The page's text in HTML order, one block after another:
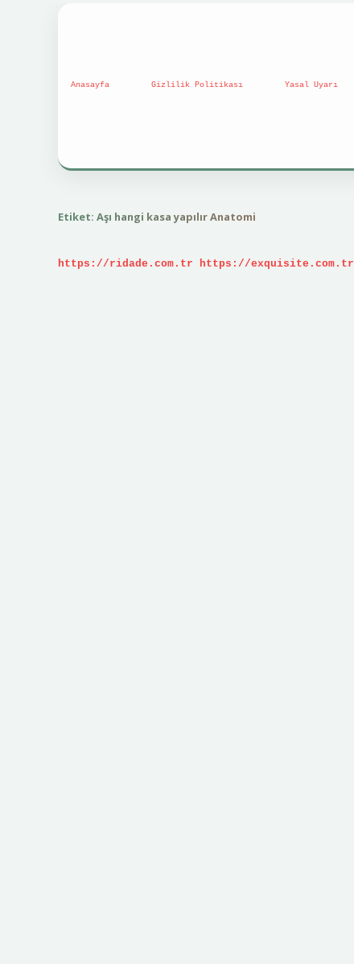
Anasayfa Gizlilik Politikası Yasal Uyarı
Etiket: Aşı hangi kasa yapılır Anatomi
https://ridade.com.tr https://exquisite.com.tr